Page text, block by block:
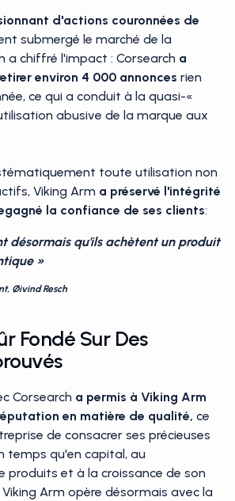
d'actions couronnées de
submergé le marché de la
a chiffré l'impact : Corsearch a
environ 4 000 annonces rien
ce qui a conduit à la quasi-«
abusive de la marque aux
toute utilisation non
Viking Arm a préservé l'intégrité
la confiance de ses clients:
désormais qu'ils achètent un produit
»
Øivind Resch
Fondé Sur Des
Corsearch a permis à Viking Arm
en matière de qualité, ce
de consacrer ses précieuses
temps qu'en capital, au
produits et à la croissance de son
Arm opère désormais avec la